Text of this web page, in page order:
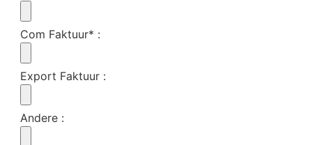
Com Faktuur* :
Export Faktuur :
Andere :